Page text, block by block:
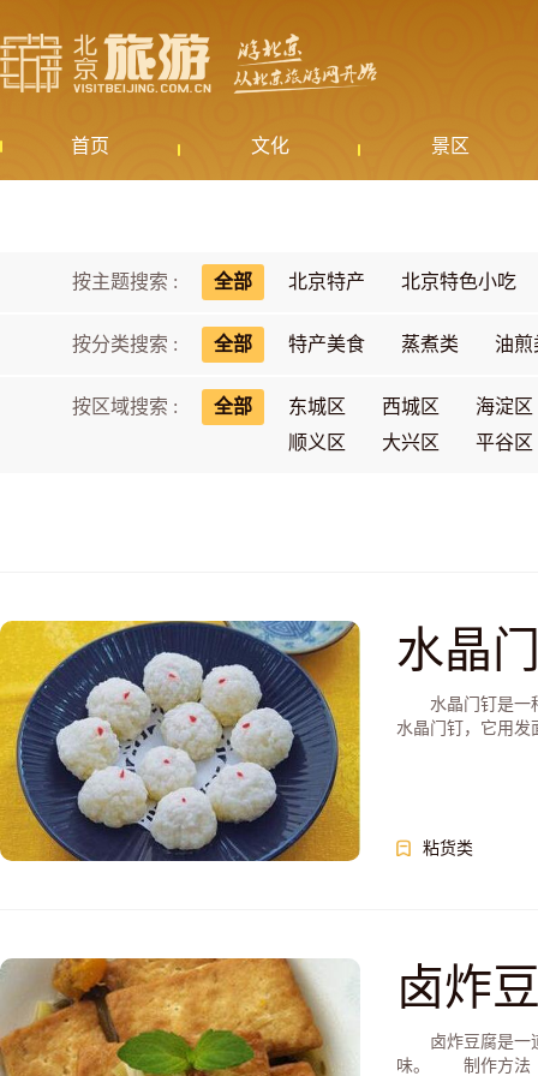
首页 文化 景区
按主题搜索 : 全部 北京特产 北京特色小吃
按分类搜索 : 全部 特产美食 蒸煮类 油煎
按区域搜索 : 全部 东城区 西城区
海淀区
顺义区
大兴区 平谷区
水晶
水晶门钉是一种
水晶门钉，它用发
粘货类
卤炸
卤炸豆腐是一道
味。 制作方